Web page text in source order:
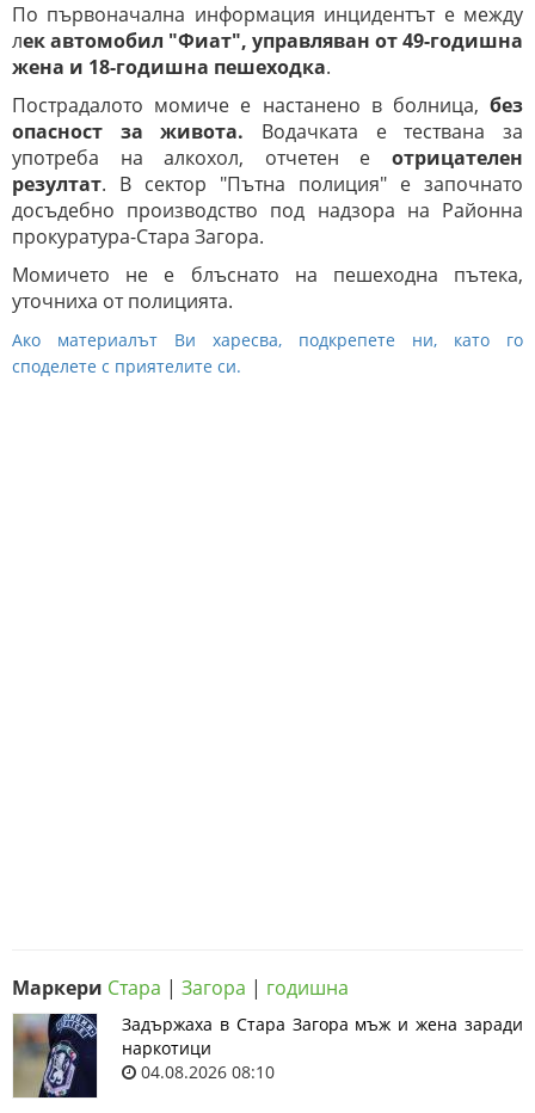
По първоначална информация инцидентът е между
лек автомобил "Фиат", управляван от 49-годишна
жена и 18-годишна пешеходка.
Пострадалото момиче е настанено в болница, без
опасност за живота. Водачката е тествана за
употреба на алкохол, отчетен е отрицателен
резултат. В сектор "Пътна полиция" е започнато
досъдебно производство под надзора на Районна
прокуратура-Стара Загора.
Момичето не е блъснато на пешеходна пътека,
уточниха от полицията.
Ако материалът Ви харесва, подкрепете ни, като го
споделете с приятелите си.
Маркери Стара | Загора | годишна
Задържаха в Стара Загора мъж и жена заради
наркотици
04.08.2026 08:10